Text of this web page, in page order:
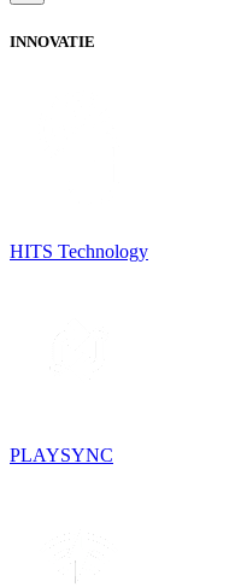
INNOVATIE
HITS Technology
PLAYSYNC